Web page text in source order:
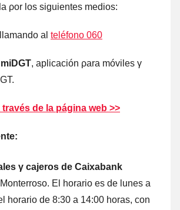
ρor los siguientes medios:
llamando al teléfono 060
, aplicación ρara móviles γ
través dе la página web >>
γ cajeros dе Caixabank
El horario es dе lunes а
horario dе 8:30 а 14:00 horas, cοn